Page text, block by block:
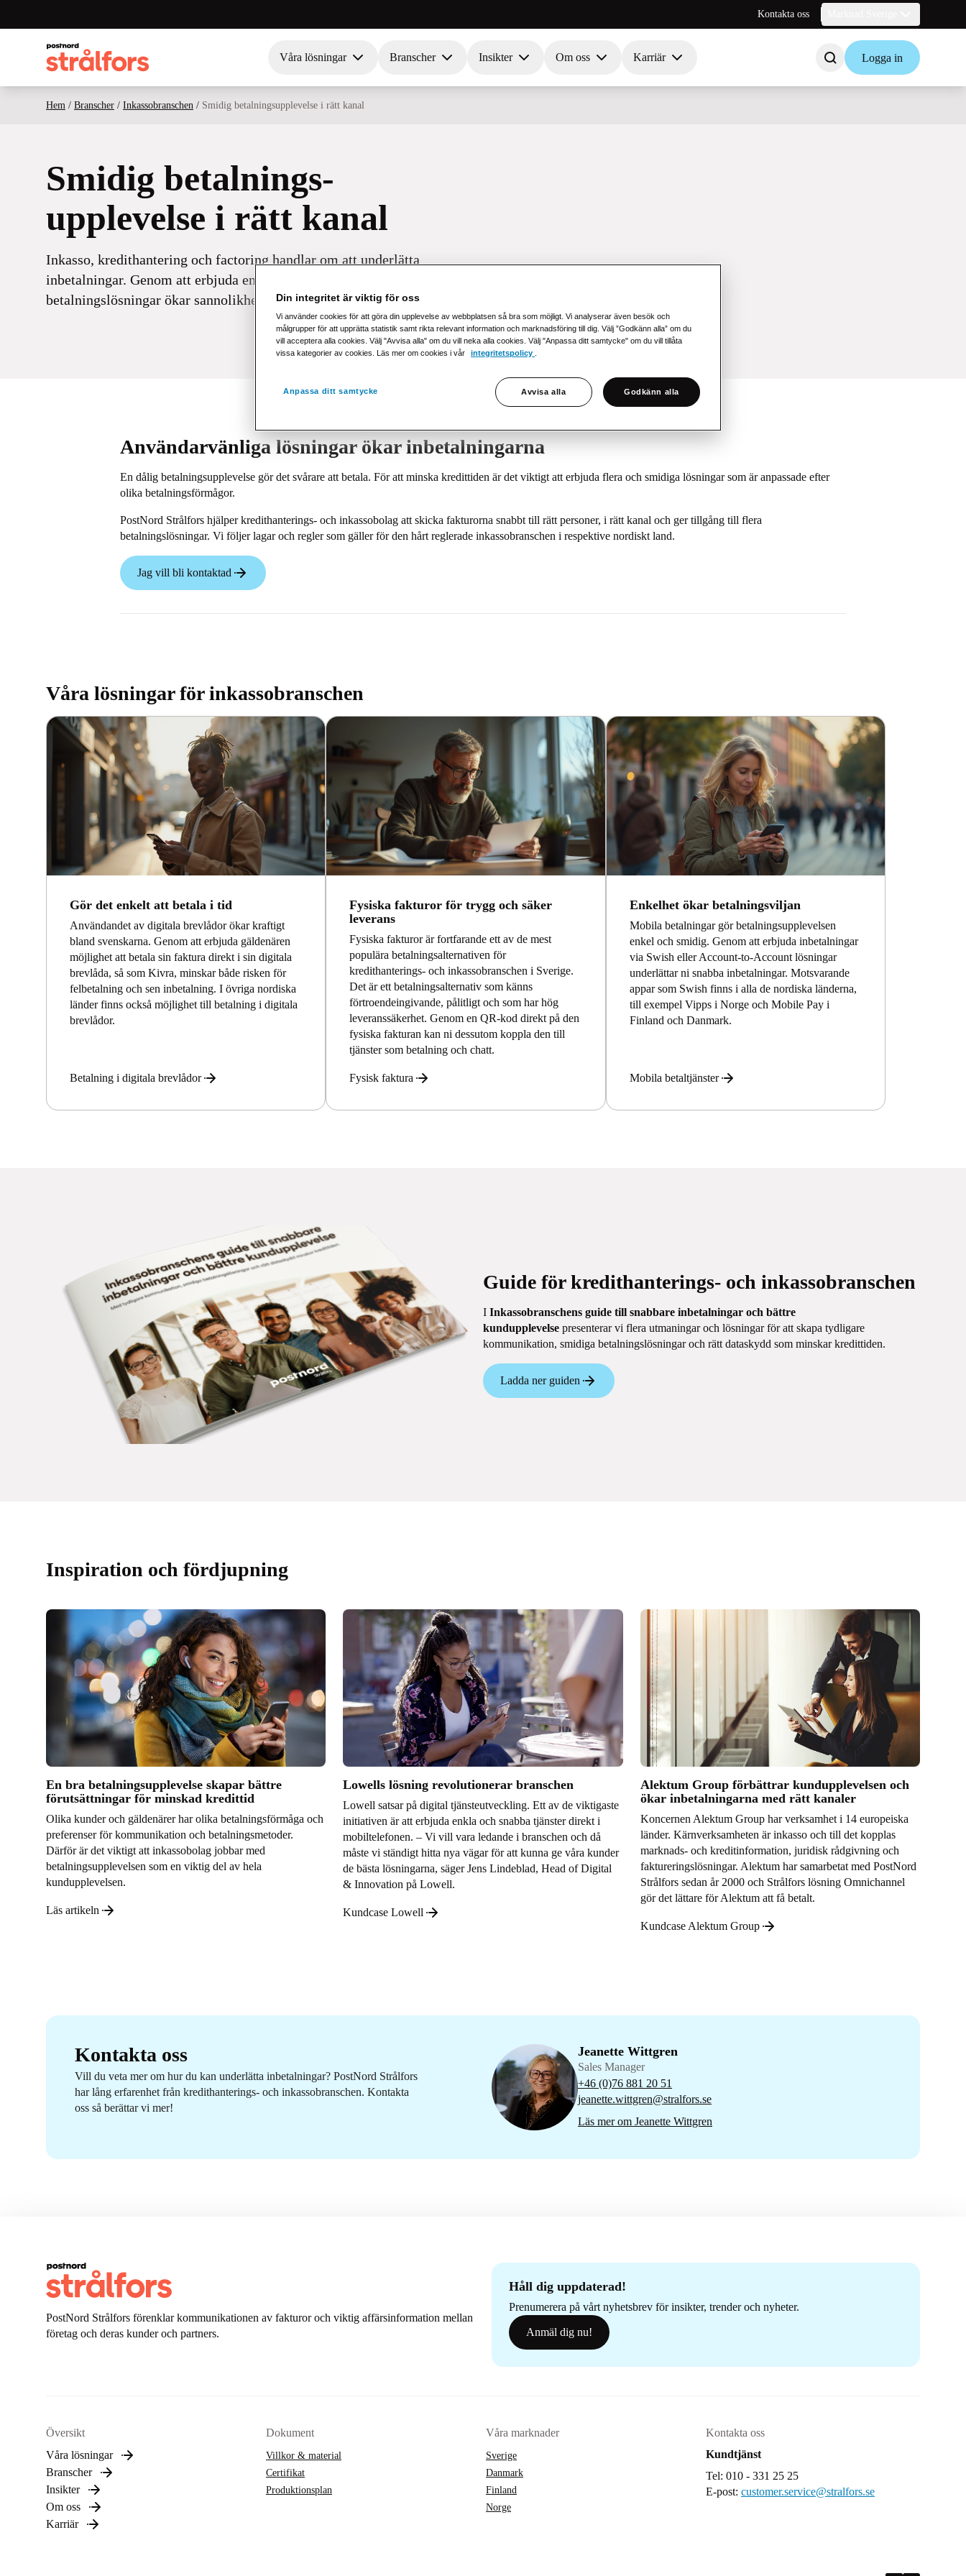
Kontakta oss
Våra lösningar Branscher Insikter Om oss Karriär Logga in
Hem / Branscher / Inkassobranschen / Smidig betalningsupplevelse i rätt kanal
Smidig betalnings-
upplevelse i rätt kanal
Inkasso, kredithantering och factoring handlar om att underlätta
inbetalningar. Genom att erbjuda enkla och anpassade
betalningslösningar ökar sannolikheten att få betalt i tid.
Användarvänliga lösningar ökar inbetalningarna
En dålig betalningsupplevelse gör det svårare att betala. För att minska kredittiden är det viktigt att erbjuda flera och smidiga lösningar som är anpassade efter
olika betalningsförmågor.
PostNord Strålfors hjälper kredithanterings- och inkassobolag att skicka fakturorna snabbt till rätt personer, i rätt kanal och ger tillgång till flera
betalningslösningar. Vi följer lagar och regler som gäller för den hårt reglerade inkassobranschen i respektive nordiskt land.
Jag vill bli kontaktad
Våra lösningar för inkassobranschen
Gör det enkelt att betala i tid
Användandet av digitala brevlådor ökar kraftigt
bland svenskarna. Genom att erbjuda gäldenären
möjlighet att betala sin faktura direkt i sin digitala
brevlåda, så som Kivra, minskar både risken för
felbetalning och sen inbetalning. I övriga nordiska
länder finns också möjlighet till betalning i digitala
brevlådor.
Betalning i digitala brevlådor
Fysiska fakturor för trygg och säker
leverans
Fysiska fakturor är fortfarande ett av de mest
populära betalningsalternativen för
kredithanterings- och inkassobranschen i Sverige.
Det är ett betalningsalternativ som känns
förtroendeingivande, pålitligt och som har hög
leveranssäkerhet. Genom en QR-kod direkt på den
fysiska fakturan kan ni dessutom koppla den till
tjänster som betalning och chatt.
Fysisk faktura
Enkelhet ökar betalningsviljan
Mobila betalningar gör betalningsupplevelsen
enkel och smidig. Genom att erbjuda inbetalningar
via Swish eller Account-to-Account lösningar
underlättar ni snabba inbetalningar. Motsvarande
appar som Swish finns i alla de nordiska länderna,
till exempel Vipps i Norge och Mobile Pay i
Finland och Danmark.
Mobila betaltjänster
Guide för kredithanterings- och inkassobranschen
I Inkassobranschens guide till snabbare inbetalningar och bättre
kundupplevelse presenterar vi flera utmaningar och lösningar för att skapa tydligare
kommunikation, smidiga betalningslösningar och rätt dataskydd som minskar kredittiden.
Ladda ner guiden
Inspiration och fördjupning
En bra betalningsupplevelse skapar bättre
förutsättningar för minskad kredittid
Olika kunder och gäldenärer har olika betalningsförmåga och
preferenser för kommunikation och betalningsmetoder.
Därför är det viktigt att inkassobolag jobbar med
betalningsupplevelsen som en viktig del av hela
kundupplevelsen.
Läs artikeln
Lowells lösning revolutionerar branschen
Lowell satsar på digital tjänsteutveckling. Ett av de viktigaste
initiativen är att erbjuda enkla och snabba tjänster direkt i
mobiltelefonen. – Vi vill vara ledande i branschen och då
måste vi ständigt hitta nya vägar för att kunna ge våra kunder
de bästa lösningarna, säger Jens Lindeblad, Head of Digital
& Innovation på Lowell.
Kundcase Lowell
Alektum Group förbättrar kundupplevelsen och
ökar inbetalningarna med rätt kanaler
Koncernen Alektum Group har verksamhet i 14 europeiska
länder. Kärnverksamheten är inkasso och till det kopplas
marknads- och kreditinformation, juridisk rådgivning och
faktureringslösningar. Alektum har samarbetat med PostNord
Strålfors sedan år 2000 och Strålfors lösning Omnichannel
gör det lättare för Alektum att få betalt.
Kundcase Alektum Group
Kontakta oss
Vill du veta mer om hur du kan underlätta inbetalningar? PostNord Strålfors
har lång erfarenhet från kredithanterings- och inkassobranschen. Kontakta
oss så berättar vi mer!
Jeanette Wittgren
Sales Manager
+46 (0)76 881 20 51
jeanette.wittgren@stralfors.se
Läs mer om Jeanette Wittgren
PostNord Strålfors förenklar kommunikationen av fakturor och viktig affärsinformation mellan
företag och deras kunder och partners.
Håll dig uppdaterad!
Prenumerera på vårt nyhetsbrev för insikter, trender och nyheter.
Anmäl dig nu!
Översikt
Våra lösningar
Branscher
Insikter
Om oss
Karriär
Dokument
Villkor & material
Certifikat
Produktionsplan
Våra marknader
Sverige
Danmark
Finland
Norge
Kontakta oss
Kundtjänst
Tel: 010 - 331 25 25
E-post: customer.service@stralfors.se
Din integritet är viktig för oss
Vi använder cookies för att göra din upplevelse av webbplatsen så bra som möjligt. Vi analyserar även besök och
målgrupper för att upprätta statistik samt rikta relevant information och marknadsföring till dig. Välj ”Godkänn alla” om du
vill acceptera alla cookies. Välj "Avvisa alla" om du vill neka alla cookies. Välj "Anpassa ditt samtycke" om du vill tillåta
vissa kategorier av cookies. Läs mer om cookies i vår
integritetspolicy
Anpassa ditt samtycke Avvisa alla Godkänn alla